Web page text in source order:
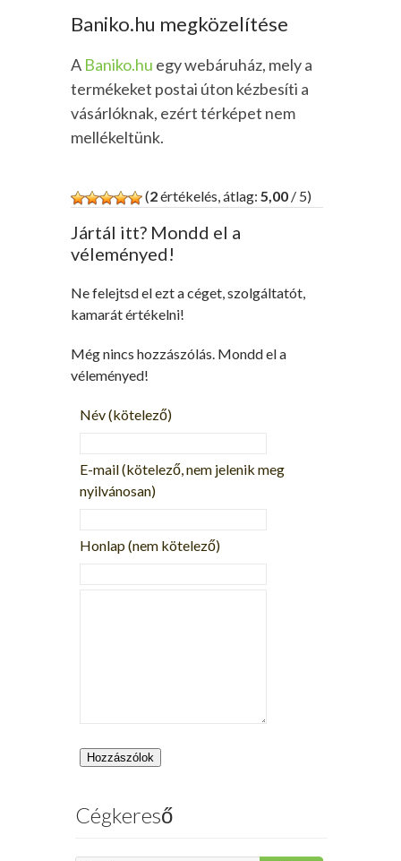
Baniko.hu megközelítése
A Baniko.hu egy webáruház, mely a
termékeket postai úton kézbesíti a
vásárlóknak, ezért térképet nem
mellékeltünk.
(2értékelés, átlag: 5,00 / 5)
Jártál itt? Mondd el a
véleményed!
Ne felejtsd el ezt a céget, szolgáltatót,
kamarát értékelni!
Még nincs hozzászólás. Mondd el a
véleményed!
Név(kötelező)
E-mail(kötelező, nem jelenik meg
nyilvánosan)
Honlap (nem kötelező)
Cégkereső